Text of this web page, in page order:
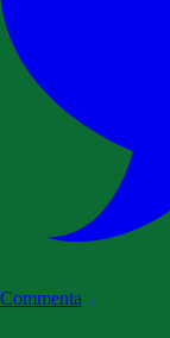
Commenta